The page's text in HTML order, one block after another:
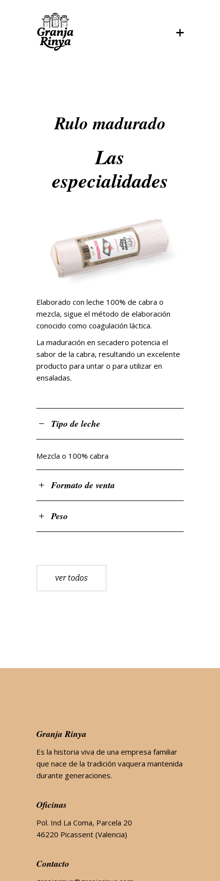
Rulo madurado
Las
especialidades
Elaborado con leche 100% de cabra o
mezcla, sigue el método de elaboración
conocido como coagulación láctica.
La maduración en secadero potencia el
sabor de la cabra, resultando un excelente
producto para untar o para utilizar en
ensaladas.
Tipo de leche
Mezcla o 100% cabra
Formato de venta
Peso
ver todos
Granja Rinya
Es la historia viva de una empresa familiar
que nace de la tradición vaquera mantenida
durante generaciones.
Oficinas
Pol. Ind La Coma, Parcela 20
46220 Picassent (Valencia)
Contacto